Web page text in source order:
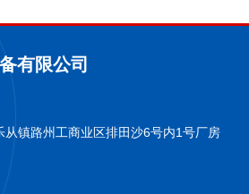
有限公司
从镇路州工商业区排田沙6号内1号厂房